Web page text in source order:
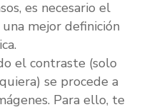
es necesario el
mejor definición
el contraste (solo
se procede a
Para ello, te